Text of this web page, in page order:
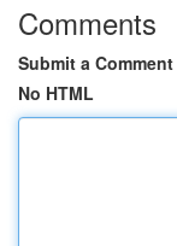
Comments
Submit a Comment
No HTML